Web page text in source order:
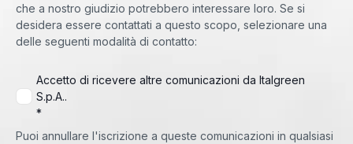
che a nostro giudizio potrebbero interessare loro. Se si
desidera essere contattati a questo scopo, selezionare una
delle seguenti modalità di contatto:
Accetto di ricevere altre comunicazioni da Italgreen
S.p.A..
*
Puoi annullare l'iscrizione a queste comunicazioni in qualsiasi